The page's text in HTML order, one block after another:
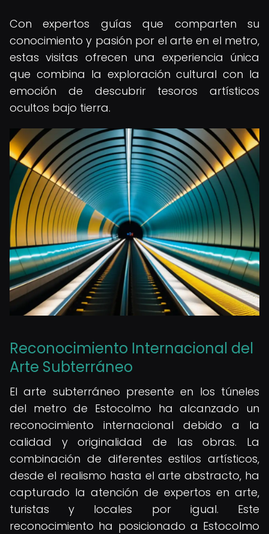
Con expertos guías que comparten su
conocimiento y pasión por el arte en el metro,
estas visitas ofrecen una experiencia única
que combina la exploración cultural con la
emoción de descubrir tesoros artísticos
ocultos bajo tierra.
Reconocimiento Internacional del
Arte Subterráneo
El arte subterráneo presente en los túneles
del metro de Estocolmo ha alcanzado un
reconocimiento internacional debido a la
calidad y originalidad de las obras. La
combinación de diferentes estilos artísticos,
desde el realismo hasta el arte abstracto, ha
capturado la atención de expertos en arte,
turistas y locales por igual. Este
reconocimiento ha posicionado a Estocolmo